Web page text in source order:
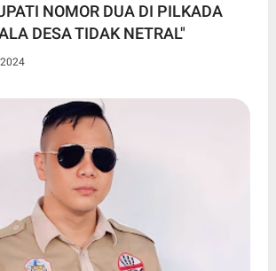
NOMOR DUA DI PILKADA
DESA TIDAK NETRAL"